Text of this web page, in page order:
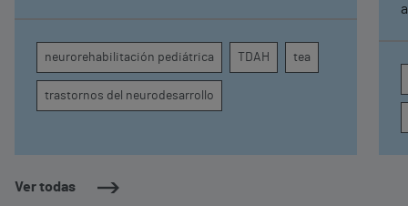
Ver todas
atención, la regulación emocional y la
conducta
neurorehabilitación pediátrica TDAH tea
trastornos del neurodesarrollo